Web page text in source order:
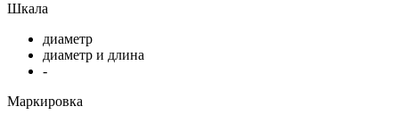
Шкала
диаметр
диаметр и длина
-
Маркировка